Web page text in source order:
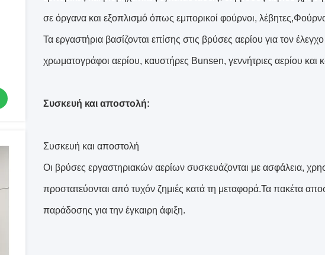
σε όργανα και εξοπλισμό όπως εμπορικοί φούρνοι,
Τα εργαστήρια βασίζονται επίσης στις βρύσες αερίου για τον
χρωματογράφοι αερίου, καυστήρες Bunsen, γεννήτριες αερίου και
Συσκευή και αποστολή:
Συσκευή και αποστολή
Οι βρύσες εργαστηριακών αερίων συσκευάζονται με ασφάλεια,
προστατεύονται από τυχόν ζημιές κατά τη μεταφορά.Τα πακέτα
παράδοσης για την έγκαιρη άφιξη.